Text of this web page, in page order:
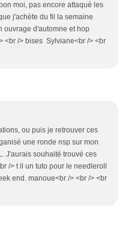
moi, pas encore attaqué les
j'achète du fil la semaine
ouvrage d'automne et hop
<br /> bises Sylviane<br /> <br
ou puis je retrouver ces
une ronde nsp sur mon
J'aurais souhaité trouvé ces
/> t il un tuto pour le needleroll
end. manoue<br /> <br /> <br